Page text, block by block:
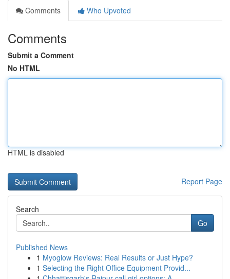
Comments
Who Upvoted
Comments
Submit a Comment
No HTML
HTML is disabled
Report Page
Search
Go
Published News
1 Myoglow Reviews: Real Results or Just Hype?
1 Selecting the Right Office Equipment Provid...